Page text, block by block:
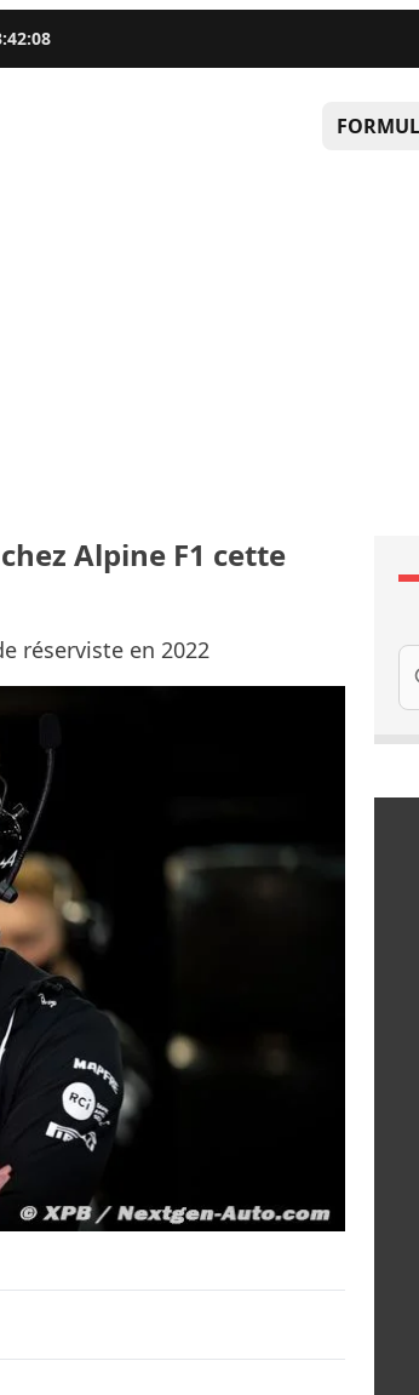
:42:07
Alpine F1 cette
réserviste en 2022